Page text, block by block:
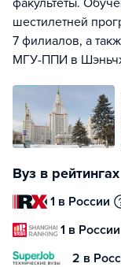
факультеты.
шестилетней
7 филиалов, а
МГУ-ППИ в
Вуз в рейтингах
1 в России
1 в России
2 в